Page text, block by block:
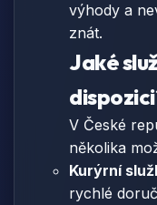
výhody a
znát.
Jaké
V České
několika
Kurýrní
rychlé